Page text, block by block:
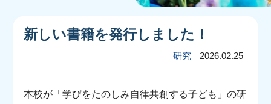
新しい書籍を発行しました！
研究 2026.02.25
本校が「学びをたのしみ自律共創する子ども」の研